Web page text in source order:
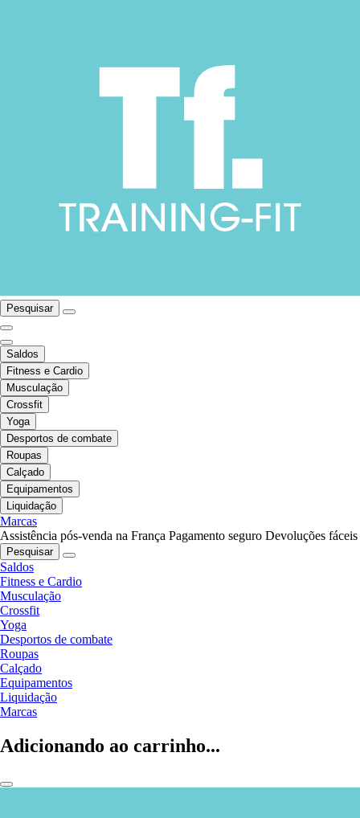
Pesquisar
Saldos
Fitness e Cardio
Musculação
Crossfit
Yoga
Desportos de combate
Roupas
Calçado
Equipamentos
Liquidação
Marcas
Assistência pós-venda na França Pagamento seguro Devoluções fáceis
Pesquisar
Saldos
Fitness e Cardio
Musculação
Crossfit
Yoga
Desportos de combate
Roupas
Calçado
Equipamentos
Liquidação
Marcas
Adicionando ao carrinho...